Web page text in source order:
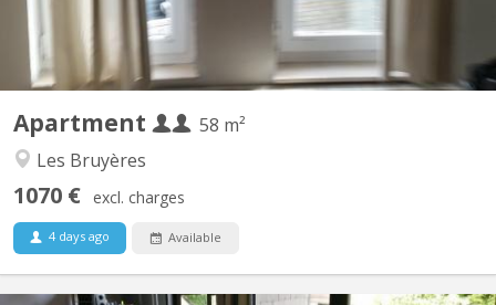
Apartment
58 m²
Les Bruyères
1070 € excl. charges
4 days ago Available